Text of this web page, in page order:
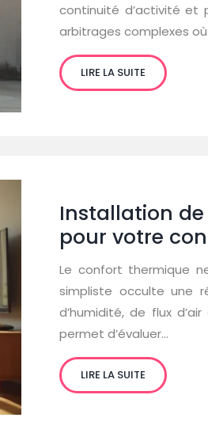
continuité d’activité et
arbitrages complexes
LIRE LA SUITE
Installation
pour votre
Le confort thermique
simpliste occulte une
d’humidité, de flux
permet d’évaluer…
LIRE LA SUITE